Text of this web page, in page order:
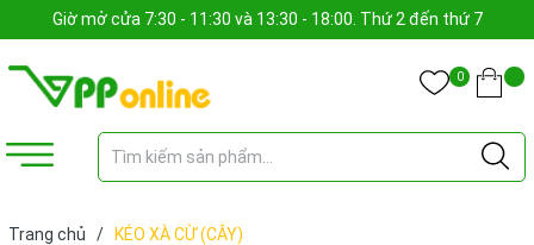
Giờ mở cửa 7:30 - 11:30 và 13:30 - 18:00. Thứ 2 đến thứ 7
0
Trang chủ / KÉO XÀ CỪ (CÂY)